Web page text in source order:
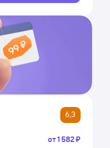
6,3
от1 ⁠582 ⁠₽